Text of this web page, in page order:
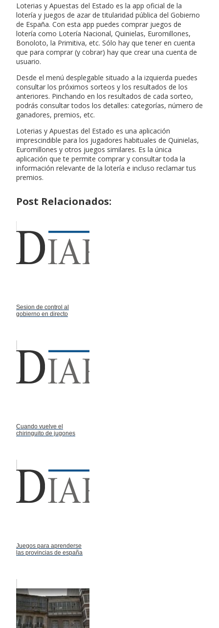
Loterias y Apuestas del Estado es la app oficial de la
lotería y juegos de azar de titularidad pública del Gobierno
de España. Con esta app puedes comprar juegos de
lotería como Lotería Nacional, Quinielas, Euromillones,
Bonoloto, la Primitiva, etc. Sólo hay que tener en cuenta
que para comprar (y cobrar) hay que crear una cuenta de
usuario.
Desde el menú desplegable situado a la izquierda puedes
consultar los próximos sorteos y los resultados de los
anteriores. Pinchando en los resultados de cada sorteo,
podrás consultar todos los detalles: categorías, número de
ganadores, premios, etc.
Loterias y Apuestas del Estado es una aplicación
imprescindible para los jugadores habituales de Quinielas,
Euromillones y otros juegos similares. Es la única
aplicación que te permite comprar y consultar toda la
información relevante de la lotería e incluso reclamar tus
premios.
Post Relacionados:
Sesion de control al
gobierno en directo
Cuando vuelve el
chiringuito de jugones
Juegos para aprenderse
las provincias de españa